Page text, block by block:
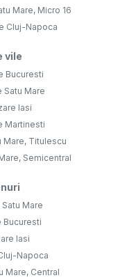
Mare, Micro 16
Cluj-Napoca
vile
Bucuresti
Satu Mare
Iasi
Martinesti
Mare, Titulescu
Semicentral
Mare
Bucuresti
Iasi
Napoca
Mare, Central